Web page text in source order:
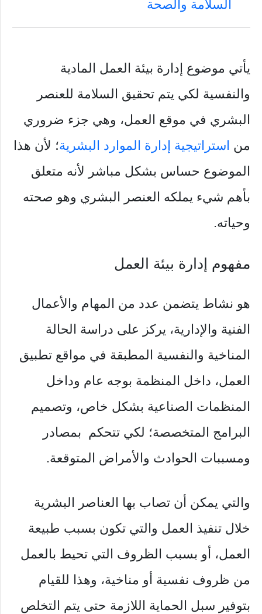
السلامة والصحة
يأتي موضوع إدارة بيئة العمل المادية
والنفسية لكي يتم تحقيق السلامة للعنصر
البشري في موقع العمل، وهي جزء ضروري
من استراتيجية إدارة الموارد البشرية؛ لأن هذا
الموضوع حساس بشكل مباشر لأنه متعلق
بأهم شيء يملكه العنصر البشري وهو صحته
وحياته.
مفهوم إدارة بيئة العمل
هو نشاط يتضمن عدد من المهام والأعمال
الفنية والإدارية، يركز على دراسة الحالة
المناخية والنفسية المطبقة في مواقع تطبيق
العمل، داخل المنظمة بوجه عام وداخل
المنظمات الصناعية بشكل خاص، وتصميم
البرامج المتخصصة؛ لكي تتحكم بمصادر
ومسببات الحوادث والأمراض المتوقعة.
والتي يمكن أن تصاب بها العناصر البشرية
خلال تنفيذ العمل والتي تكون بسبب طبيعة
العمل، أو بسبب الظروف التي تحيط بالعمل
من ظروف نفسية أو مناخية، وهذا للقيام
بتوفير سبل الحماية اللازمة حتى يتم التخلص